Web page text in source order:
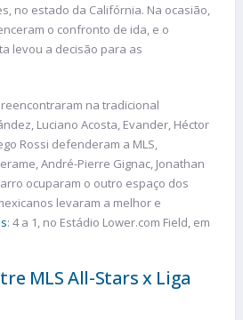
no estado da Califórnia. Na ocasião,
o confronto de ida, e o
levou a decisão para as
reencontraram na tradicional
Luciano Acosta, Evander, Héctor
Rossi defenderam a MLS,
André-Pierre Gignac, Jonathan
ocuparam o outro espaço dos
levaram a melhor e
: 4 a 1, no Estádio Lower.com Field, em
​​​MLS All-Stars x Liga